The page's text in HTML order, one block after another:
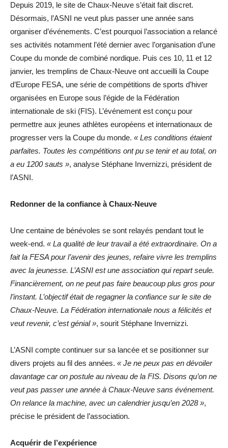
Depuis 2019, le site de Chaux-Neuve s’était fait discret.
Désormais, l’ASNI ne veut plus passer une année sans
organiser d’événements. C’est pourquoi l’association a relancé
ses activités notamment l’été dernier avec l’organisation d’une
Coupe du monde de combiné nordique. Puis ces 10, 11 et 12
janvier, les tremplins de Chaux-Neuve ont accueilli la Coupe
d’Europe FESA, une série de compétitions de sports d’hiver
organisées en Europe sous l’égide de la Fédération
internationale de ski (FIS). L’événement est conçu pour
permettre aux jeunes athlètes européens et internationaux de
progresser vers la Coupe du monde. « Les conditions étaient
parfaites. Toutes les compétitions ont pu se tenir et au total, on
a eu 1200 sauts », analyse Stéphane Invernizzi, président de
l’ASNI.
Redonner de la confiance à Chaux-Neuve
Une centaine de bénévoles se sont relayés pendant tout le
week-end. « La qualité de leur travail a été extraordinaire. On a
fait la FESA pour l’avenir des jeunes, refaire vivre les tremplins
avec la jeunesse. L’ASNI est une association qui repart seule.
Financièrement, on ne peut pas faire beaucoup plus gros pour
l’instant. L’objectif était de regagner la confiance sur le site de
Chaux-Neuve. La Fédération internationale nous a félicités et
veut revenir, c’est génial », sourit Stéphane Invernizzi.
L’ASNI compte continuer sur sa lancée et se positionner sur
divers projets au fil des années. « Je ne peux pas en dévoiler
davantage car on postule au niveau de la FIS. Disons qu’on ne
veut pas passer une année à Chaux-Neuve sans événement.
On relance la machine, avec un calendrier jusqu’en 2028 »,
précise le président de l’association.
Acquérir de l’expérience